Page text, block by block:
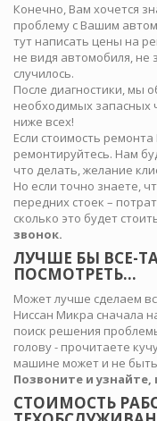
Конечно, Вам хочется
проблему с Вашим
тут написать цены на
не видя автомобиля, не
случилось.
После диагностики, мы
необходимых запасных
ниже всех!
Если стоимость
ремонтируйтесь. Нам
что делать, желание
Но если точно знаете,
передних стоек –
сколько это будет
звонок.
ЛУЧШЕ БЫ ВСЕ-
ПОСМОТРЕТЬ…
Может лучше сделаем
Ниссан Микра сначала
поиск решения
голову - прочитаете
машине может и не
Позвоните и
СТОИМОСТЬ